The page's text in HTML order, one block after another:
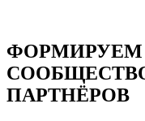
ФОРМИРУЕМ
ПАРТНЁРОВ